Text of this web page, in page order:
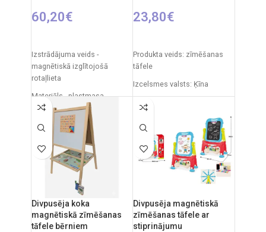
60,20€
Izstrādājuma veids -
magnētiskā izglītojošā
rotaļlieta
Materiāls - plastmasa
Daļu skaits. - 78 gab.
Iepakojuma izmēri - 45 x 35 x
Svars - 1,2 kg
Ieteicamais vecums - 3 gadi
Izcelsmes valsts - Ķīna
23,80€
Produkta veids: zīmēšanas
tāfele
Izcelsmes valsts: Ķīna
35 cm
Produkta izmēri: 33,5 x 32 x
54,5 cm
Ieteicamais vecums: no 3
Divpusēja koka
magnētiskā zīmēšanas
tāfele bērniem
Divpusēja magnētiskā
zīmēšanas tāfele ar
stiprinājumu